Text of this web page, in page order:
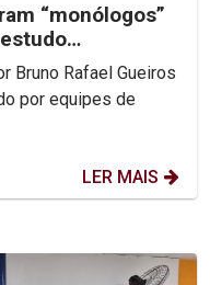
“monólogos”
Bruno Rafael Gueiros
por equipes de
LER MAIS